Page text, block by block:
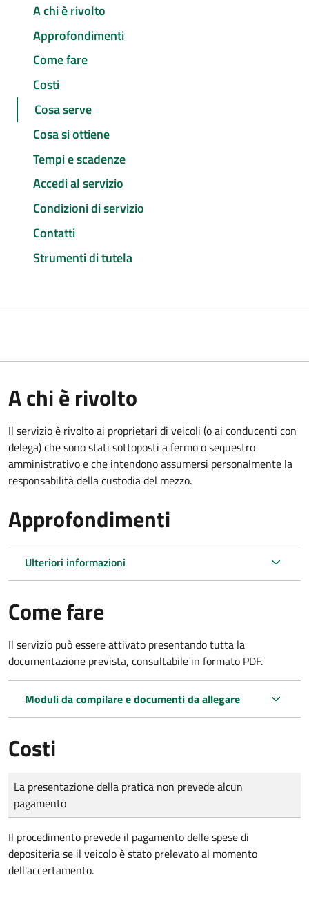
A chi è rivolto
Approfondimenti
Come fare
Costi
Cosa serve
Cosa si ottiene
Tempi e scadenze
Accedi al servizio
Condizioni di servizio
Contatti
Strumenti di tutela
A chi è rivolto
Il servizio è rivolto ai proprietari di veicoli (o ai conducenti con
delega) che sono stati sottoposti a fermo o sequestro
amministrativo e che intendono assumersi personalmente la
responsabilità della custodia del mezzo.
Approfondimenti
Ulteriori informazioni
Come fare
Il servizio può essere attivato presentando tutta la
documentazione prevista, consultabile in formato PDF.
Moduli da compilare e documenti da allegare
Costi
Tipo di pagamento
Importo
La presentazione della pratica non prevede alcun
pagamento
Il procedimento prevede il pagamento delle spese di
depositeria se il veicolo è stato prelevato al momento
dell'accertamento.